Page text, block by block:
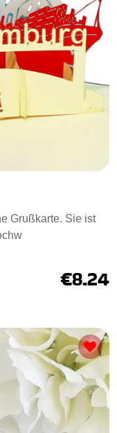
Grußkarte. Sie ist
€8.24